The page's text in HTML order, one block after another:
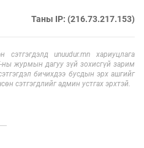
Таны IP: (216.73.217.153)
unuudur.mn хариуцлага
журмын дагуу зүй зохисгүй зарим
бичихдээ бусдын эрх ашгийг
сэтгэгдлийг админ устгах эрхтэй.